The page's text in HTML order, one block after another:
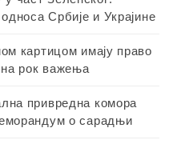
Србије и Украјине
картицом имају право
рок важења
привредна комора
о сарадњи